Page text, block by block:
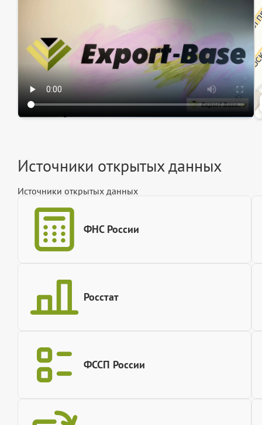
Источники открытых данных
Источники открытых данных
ФНС России
Росстат
ФССП России